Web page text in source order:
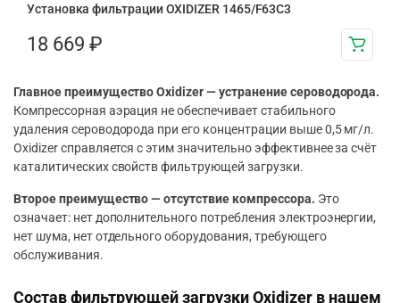
Установка фильтрации OXIDIZER 1465/F63C3
18 669 ₽
Главное преимущество Oxidizer — устранение сероводорода.
Компрессорная аэрация не обеспечивает стабильного
удаления сероводорода при его концентрации выше 0,5 мг/л.
Oxidizer справляется с этим значительно эффективнее за счёт
каталитических свойств фильтрующей загрузки.
Второе преимущество — отсутствие компрессора. Это
означает: нет дополнительного потребления электроэнергии,
нет шума, нет отдельного оборудования, требующего
обслуживания.
Состав фильтрующей загрузки Oxidizer в нашем